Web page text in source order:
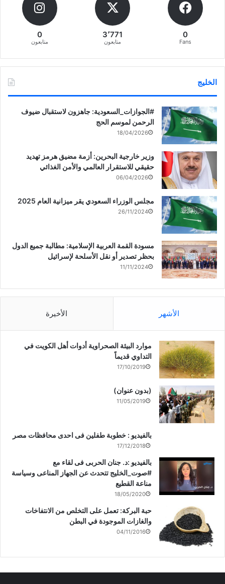
0
Fans
3٬771
متابعون
0
متابعون
الخليج
‏‎#الجوازات_السعودية: جاهزون لاستقبال ضيوف
الرحمن لموسم الحج
18/04/2026
وزير خارجية البحرين: أزمة مضيق هرمز تهديد
حقيقي للاستقرار العالمي والأمن الغذائي
06/04/2026
مجلس الوزراء السعودي يقر ميزانية العام 2025
26/11/2024
مسودة القمة العربية الإسلامية: مطالبة جميع الدول
بحظر تصدير أو نقل الأسلحة لإسرائيل
11/11/2024
الأشهر الأخيرة
موارد البيئة الصحراوية أدوات أهل الكويت في
التداوي قديماً
17/10/2019
(بدون عنوان)
11/05/2019
بالفيديو : خطوبة طفلين فى احدى محافظات مصر
17/12/2018
بالفيديو :د. جنان الحربى فى لقاء مع
#صوت_الخليج تتحدث عن الجهاز المناعى وسياسة
مناعة القطيع
18/05/2020
حبة البركة: تعمل على التخلص من الانتفاخات
والغازات الموجودة في البطن
04/11/2016